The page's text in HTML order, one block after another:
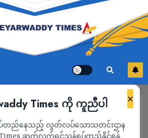
×
Times ကို ကူညီပါ
တည်နေသည့် လွတ်လပ်သောသတင်းဌာန
Times ဆက်လက်ရှင်သန်ရပ်တည်နိုင်ရန်
ပြန်ဖြစ်လာ